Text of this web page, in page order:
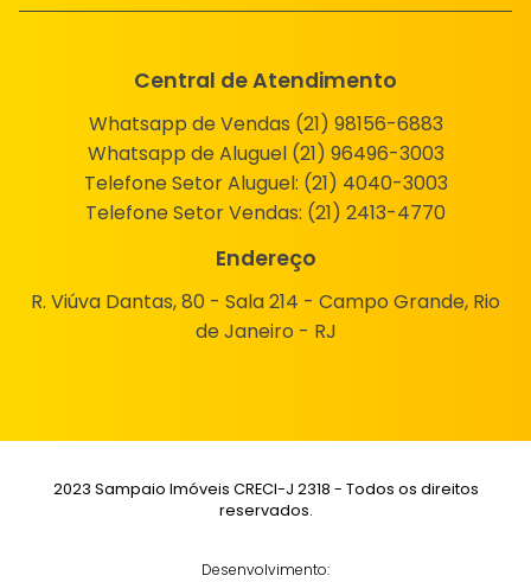
Central de Atendimento
Whatsapp de Vendas (21) 98156-6883
Whatsapp de Aluguel (21) 96496-3003
Telefone Setor Aluguel: (21) 4040-3003
Telefone Setor Vendas: (21) 2413-4770
Endereço
R. Viúva Dantas, 80 - Sala 214 - Campo Grande, Rio
de Janeiro - RJ
2023 Sampaio Imóveis CRECI-J 2318 - Todos os direitos
reservados.
Desenvolvimento: